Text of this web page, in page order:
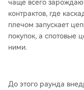
чаще всего
контрактов, где
плечом запускает
покупок, а спотовые
ними.
До этого раунда